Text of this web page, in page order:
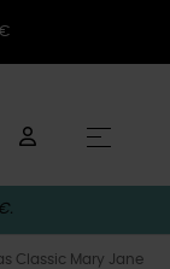
☰
Classic Mary Jane